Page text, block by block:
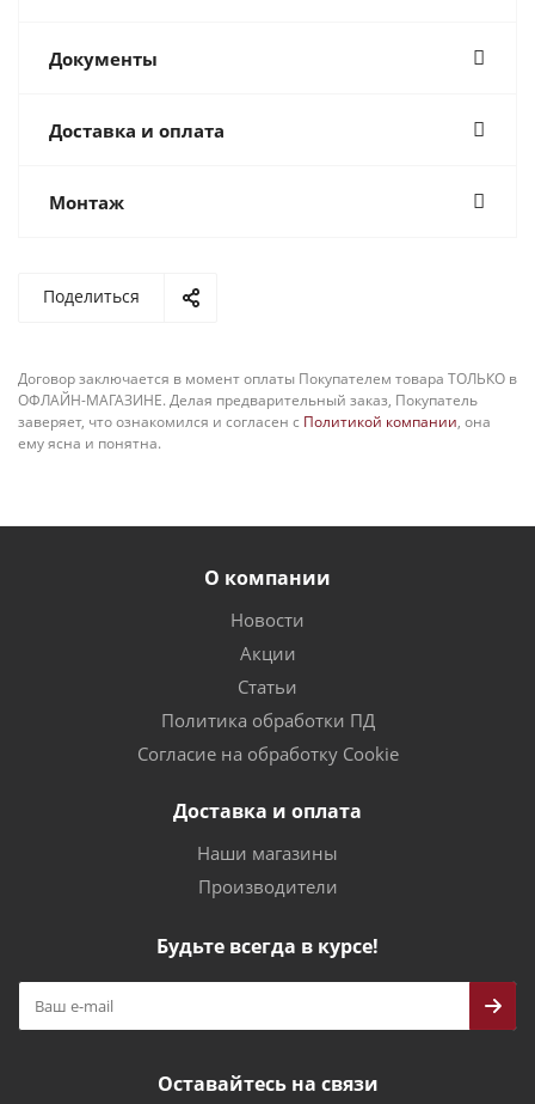
Документы
Доставка и оплата
Монтаж
Поделиться
Договор заключается в момент оплаты Покупателем товара ТОЛЬКО в
ОФЛАЙН-МАГАЗИНЕ. Делая предварительный заказ, Покупатель
заверяет, что ознакомился и согласен с Политикой компании, она
ему ясна и понятна.
О компании
Новости
Акции
Статьи
Политика обработки ПД
Согласие на обработку Cookie
Доставка и оплата
Наши магазины
Производители
Будьте всегда в курсе!
Оставайтесь на связи